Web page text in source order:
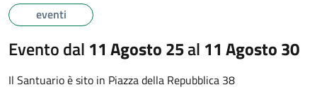
eventi
Evento dal 11 Agosto 25al 11 Agosto 30
Il Santuario è sito in Piazza della Repubblica 38